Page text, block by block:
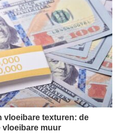
vloeibare texturen: de
vloeibare muur